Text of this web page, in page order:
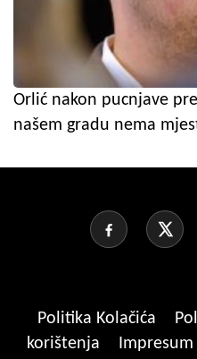
Orlić nakon pucnjave
našem gradu nema
Politika Kolačića
korištenja
Impresum